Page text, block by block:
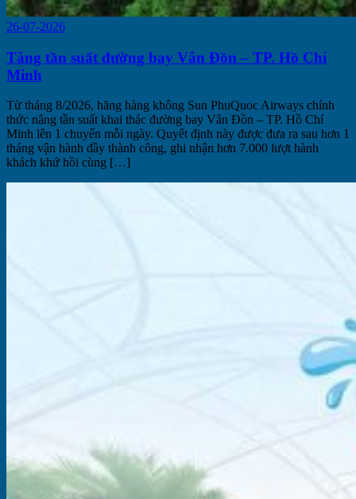
26-07-2026
Tăng tần suất đường bay Vân Đồn – TP. Hồ Chí
Minh
Từ tháng 8/2026, hãng hàng không Sun PhuQuoc Airways chính
thức nâng tần suất khai thác đường bay Vân Đồn – TP. Hồ Chí
Minh lên 1 chuyến mỗi ngày. Quyết định này được đưa ra sau hơn 1
tháng vận hành đầy thành công, ghi nhận hơn 7.000 lượt hành
khách khứ hồi cùng […]